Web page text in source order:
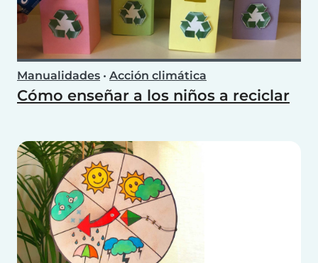
Manualidades • Acción climática
Cómo enseñar a los niños a reciclar